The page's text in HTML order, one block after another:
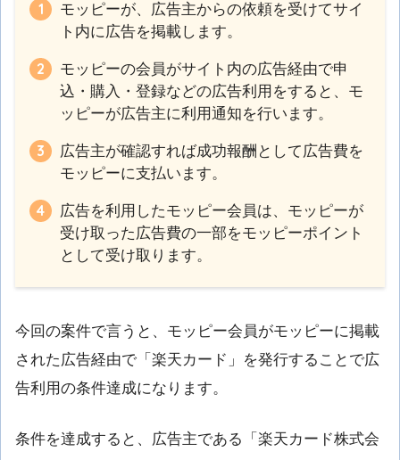
モッピーが、広告主からの依頼を受けてサイ
ト内に広告を掲載します。
モッピーの会員がサイト内の広告経由で申
込・購入・登録などの広告利用をすると、モ
ッピーが広告主に利用通知を行います。
広告主が確認すれば成功報酬として広告費を
モッピーに支払います。
広告を利用したモッピー会員は、モッピーが
受け取った広告費の一部をモッピーポイント
として受け取ります。
今回の案件で言うと、モッピー会員がモッピーに掲載
された広告経由で「楽天カード」を発行することで広
告利用の条件達成になります。
条件を達成すると、広告主である「楽天カード株式会